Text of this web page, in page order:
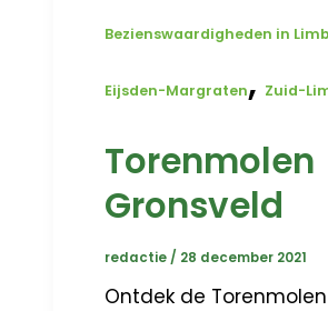
Bezienswaardigheden in
Eijsden-Margraten, Zuid-
Torenmolen
Gronsveld
redactie / 28 december 2021
Ontdek de